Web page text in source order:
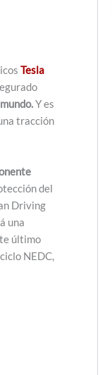
Tesla
Y es
tracción
del
Driving
una
último
NEDC,